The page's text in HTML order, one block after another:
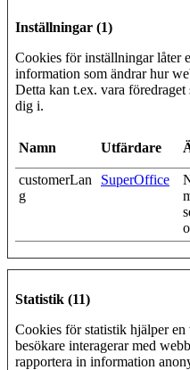
Inställningar (1)
Cookies för inställningar låter
information som ändrar hur
Detta kan t.ex. vara
dig i.
Namn Utfärdare
customerLan
g
SuperOffice
Statistik (11)
Cookies för statistik hjälper en
besökare interagerar med
rapportera in information